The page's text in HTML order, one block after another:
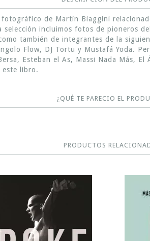
de Martín Biaggini
incluimos fotos de pioneros
también de integrantes de la
Flow, DJ Tortu y Mustafá Yoda.
Esteban el As, Massi Nada Más,
este libro.
¿QUÉ TE PARECIO EL
PRODUCTOS